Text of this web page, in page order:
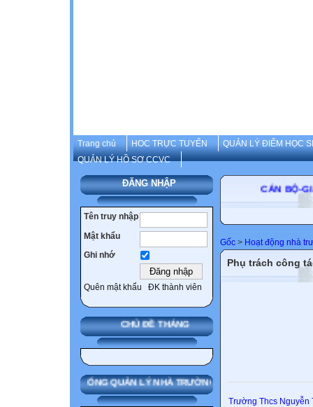
Trang chủ HOC TRỰC TUYẾN
QUẢN LÝ ĐIỂM HỌC
QUẢN LÝ HỒ SƠ CCVC
ĐĂNG NHẬP
Tên truy nhập
Mật khẩu
Ghi nhớ
Quên mật khẩu ĐK thành viên
CHỦ ĐỀ THÁNG
SMAS HỆ THỐNG QUẢN LÝ NHÀ TRƯỜNG
CÁN
Gốc > Hoạt động nhà
Phụ trách công
Trường Thcs Nguyễn